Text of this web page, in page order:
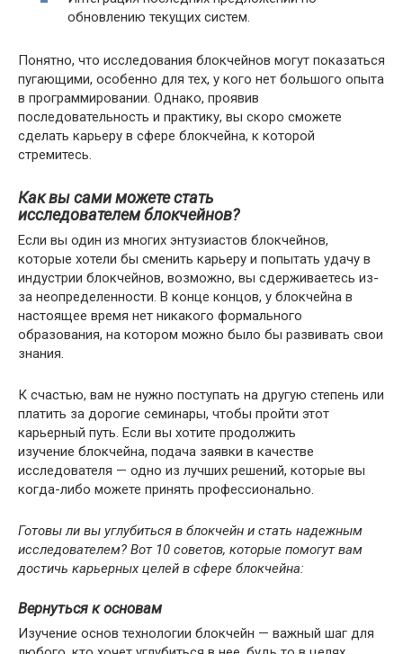
обновлению текущих систем.
Понятно, что исследования блокчейнов могут показаться
пугающими, особенно для тех, у кого нет большого опыта
в программировании. Однако, проявив
последовательность и практику, вы скоро сможете
сделать карьеру в сфере блокчейна, к которой
стремитесь.
Как вы сами можете стать
исследователем блокчейнов?
Если вы один из многих энтузиастов блокчейнов,
которые хотели бы сменить карьеру и попытать удачу в
индустрии блокчейнов, возможно, вы сдерживаетесь из-
за неопределенности. В конце концов, у блокчейна в
настоящее время нет никакого формального
образования, на котором можно было бы развивать свои
знания.
К счастью, вам не нужно поступать на другую степень или
платить за дорогие семинары, чтобы пройти этот
карьерный путь. Если вы хотите продолжить
изучение блокчейна, подача заявки в качестве
исследователя — одно из лучших решений, которые вы
когда-либо можете принять профессионально.
Готовы ли вы углубиться в блокчейн и стать надежным
исследователем? Вот 10 советов, которые помогут вам
достичь карьерных целей в сфере блокчейна:
Вернуться к основам
Изучение основ технологии блокчейн — важный шаг для